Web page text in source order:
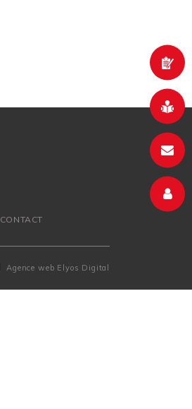
CONTACT
Agence web Elyos Digital